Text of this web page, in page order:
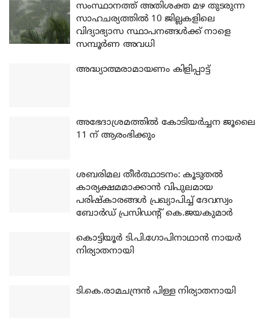
സംസ്ഥാനത്ത് അതിശക്ത മഴ തുടരുന്ന
സാഹചര്യത്തിൽ 10 ജില്ലകളിലെ
വിദ്യാഭ്യാസ സ്ഥാപനങ്ങൾക്ക് നാളെ
സമ്പൂർണ അവധി
അദ്ധ്യാത്മരാമായണം കിളിപ്പാട്ട്
അഭേദാശ്രമത്തില്‍ കോടിയര്‍ച്ചന ജൂലൈ
11 ന് ആരംഭിക്കും
ശബരിമല തീര്‍ത്ഥാടനം: കൂടുതല്‍
കാര്യക്ഷമമാക്കാന്‍ വിപുലമായ
പരിഷ്‌കാരങ്ങള്‍ പ്രഖ്യാപിച്ച് ദേവസ്വം
ബോര്‍ഡ് പ്രസിഡന്റ് കെ.ജയകുമാര്‍
കൊട്ടിയൂര്‍ ടി.പി.ഗോപിനാഥാന്‍ നായര്‍
നിര്യാതനായി
ടി.കെ.രാമചന്ദ്രന്‍ പിള്ള നിര്യാതനായി